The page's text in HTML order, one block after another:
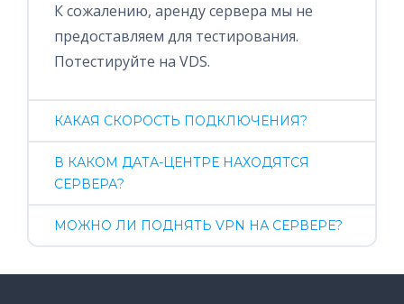
К сожалению, аренду сервера мы не
предоставляем для тестирования.
Потестируйте на VDS.
КАКАЯ СКОРОСТЬ ПОДКЛЮЧЕНИЯ?
В КАКОМ ДАТА-ЦЕНТРЕ НАХОДЯТСЯ
СЕРВЕРА?
МОЖНО ЛИ ПОДНЯТЬ VPN НА СЕРВЕРЕ?